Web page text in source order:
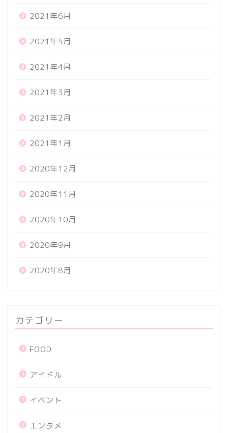
2021年6月
2021年5月
2021年4月
2021年3月
2021年2月
2021年1月
2020年12月
2020年11月
2020年10月
2020年9月
2020年8月
カテゴリー
FOOD
アイドル
イベント
エンタメ